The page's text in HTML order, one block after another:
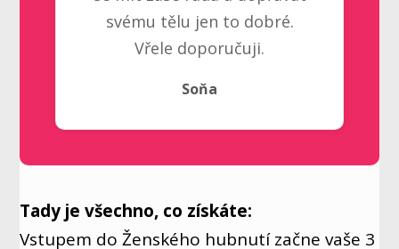
svému tělu jen to dobré.
Vřele doporučuji.
Soňa
Tady je všechno, co získáte:
Vstupem do Ženského hubnutí začne vaše 3